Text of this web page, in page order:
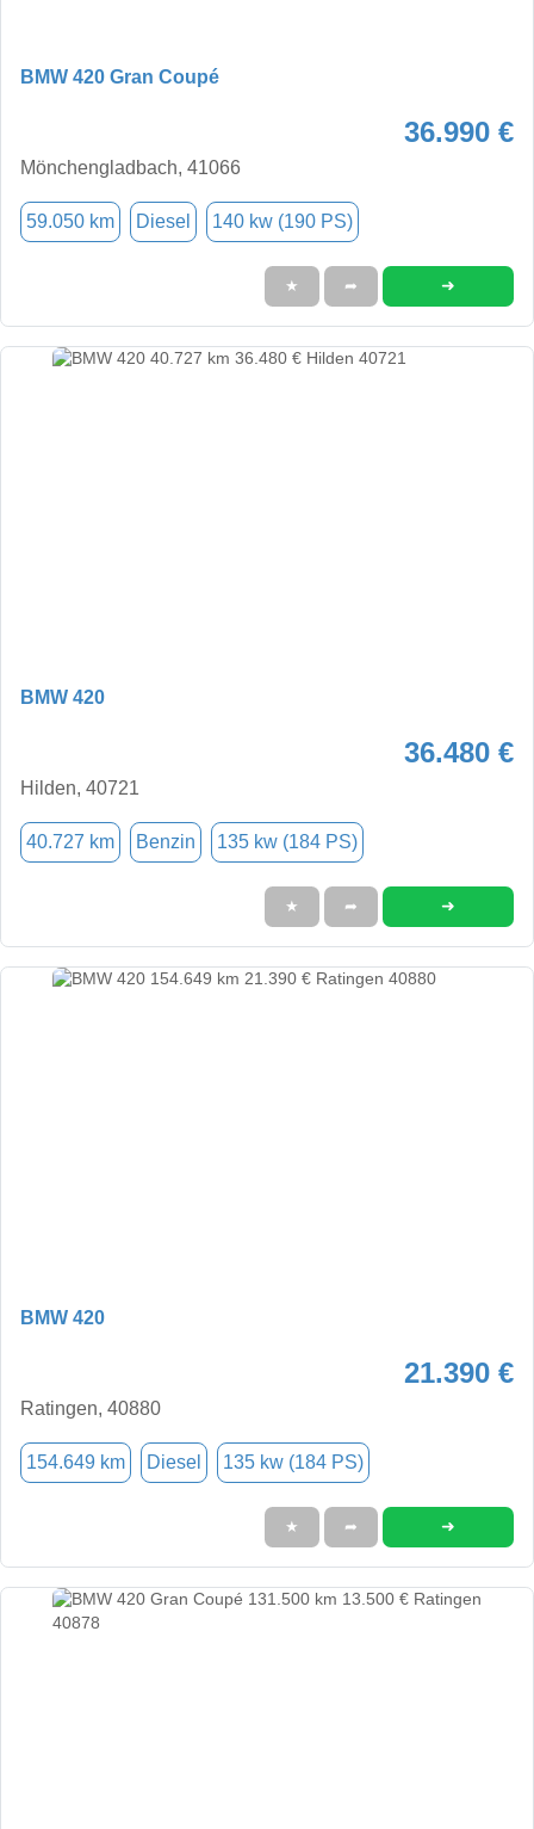
BMW 420 Gran Coupé
36.990 €
Mönchengladbach, 41066
59.050 km Diesel 140 kw (190 PS)
★ ➦ ➜
BMW 420
36.480 €
Hilden, 40721
40.727 km Benzin 135 kw (184 PS)
★ ➦ ➜
BMW 420
21.390 €
Ratingen, 40880
154.649 km Diesel 135 kw (184 PS)
★ ➦ ➜